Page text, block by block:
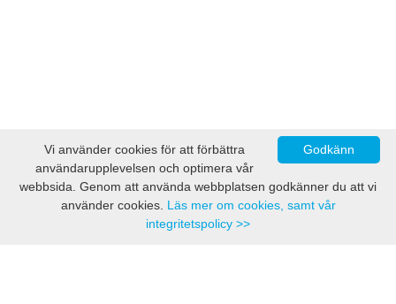
Godkänn
Vi använder cookies för att förbättra
användarupplevelsen och optimera vår
webbsida. Genom att använda webbplatsen godkänner du att vi
använder cookies. Läs mer om cookies, samt vår
integritetspolicy >>